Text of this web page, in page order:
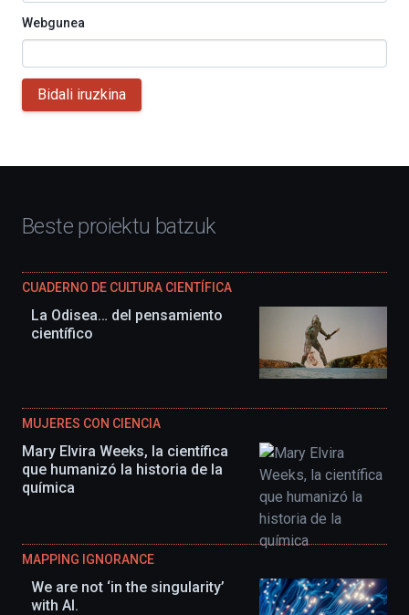
Webgunea
Bidali iruzkina
Beste proiektu batzuk
CUADERNO DE CULTURA CIENTÍFICA
La Odisea… del pensamiento
científico
MUJERES CON CIENCIA
Mary Elvira Weeks, la científica
que humanizó la historia de la
química
MAPPING IGNORANCE
We are not ‘in the singularity’
with AI.